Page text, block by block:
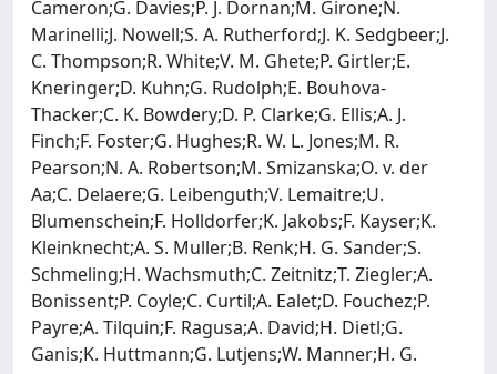
Cameron;G. Davies;P. J. Dornan;M. Girone;N.
Marinelli;J. Nowell;S. A. Rutherford;J. K. Sedgbeer;J.
C. Thompson;R. White;V. M. Ghete;P. Girtler;E.
Kneringer;D. Kuhn;G. Rudolph;E. Bouhova-
Thacker;C. K. Bowdery;D. P. Clarke;G. Ellis;A. J.
Finch;F. Foster;G. Hughes;R. W. L. Jones;M. R.
Pearson;N. A. Robertson;M. Smizanska;O. v. der
Aa;C. Delaere;G. Leibenguth;V. Lemaitre;U.
Blumenschein;F. Holldorfer;K. Jakobs;F. Kayser;K.
Kleinknecht;A. S. Muller;B. Renk;H. G. Sander;S.
Schmeling;H. Wachsmuth;C. Zeitnitz;T. Ziegler;A.
Bonissent;P. Coyle;C. Curtil;A. Ealet;D. Fouchez;P.
Payre;A. Tilquin;F. Ragusa;A. David;H. Dietl;G.
Ganis;K. Huttmann;G. Lutjens;W. Manner;H. G.